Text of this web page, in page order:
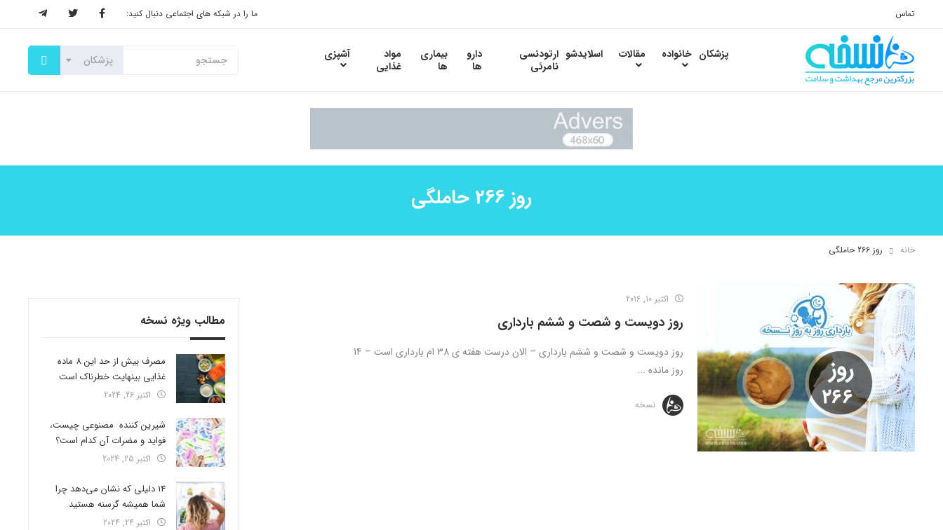
تماس ما را در شبکه های اجتماعی دنبال کنید:
پزشکان خانواده مقالات اسلایدشو ارتودنسی
نامرئی
دارو
ها
بیماری
ها
مواد
غذایی
آشپزی
روز 266 حاملگی
خانه روز 266 حاملگی
اکتبر 10, 2016
روز دویست و شصت و ششم بارداری
روز دویست و شصت و ششم بارداری – الان درست هفته ی 38 ام بارداری است – 14
روز مانده ...
نسخه
مطالب ویژه نسخه
مصرف بیش از حد این 8 ماده
غذایی بینهایت خطرناک است
اکتبر 26, 2024
شیرین کننده مصنوعی چیست،
فواید و مضرات آن کدام است؟
اکتبر 25, 2024
14 دلیلی که نشان می‌دهد چرا
شما همیشه گرسنه هستید
اکتبر 24, 2024